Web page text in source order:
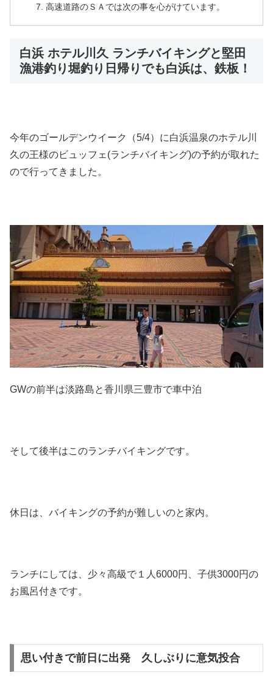
高速道路のＳＡでは次の事を心がけています。
白浜 ホテル川久 ランチバイキングと堅田
漁港釣り堀釣り日帰りでも白浜は、鉄板！
今年のゴールデンウイーク（5/4）に白浜温泉のホテル川
久の王様のビュッフェ(ランチバイキング)の予約が取れた
ので行ってきました。
GWの前半は淡路島と香川県三豊市で車中泊
そして後半はこのランチバイキングです。
休日は、バイキングの予約が難しいのと家内。
ランチにしては、少々高級で１人6000円、子供3000円の
お風呂付きです。
思い付きで前日に出発 久しぶりに意気投合